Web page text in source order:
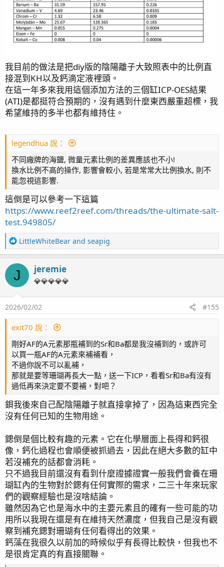
我目前的做法是把diy版的陰陽離子大致照表中的比例直
接混到KH以及鈣滴定液裡頭。
在這一年多來我用這個添加方法的三個缸ICP-OES結果
(ATI)是都挺符合預期的，沒有遇到什麼東西嚴重超標，我
希望維持的多半也都有維持住。
legendhua 說：
不同廠牌的海鹽, 微量元素比例的差異應該也不小!
換水比例不高的操作, 影響會較小, 若是常常大比例換水, 則不
能忽視這影響.
這倒是可以參考一下這篇
https://www.reef2reef.com/threads/the-ultimate-salt-
test.949805/
R
e
c
t
i
o
n
：
LittleWhiteBear and seapig
J jeremie
💎💎💎💎💎
2026/02/02 #155
exit70 說：
剛好AF的A元素那瓶補到的Sr和Ba都是我沒補到的，或許可
以買一瓶AF的A元素來補補看，
不過你說不可以亂補，
那就是要等珊瑚再長大一點，送一下ICP，看看Sr和Ba有沒有
過低再來決定要不要補，對吧？
鋇我後來自己配陰陽離子就直接拿掉了，因為這東西完全
沒有任何已知的生物用途。
鍶倒是個比較有趣的元素。它在化學層面上長得和鈣很
像，鈣化過程也會順便被抓過去，因此在絕大多數的缸中
若沒補充的話都會消耗。
只不過我目前還沒有看到什麼證據證實一般我們會養在珊
瑚缸內的生物對於鍶有任何實際的需求，二三十年來玩家
們的觀察經驗也是沒啥結論。
雖然因為它也是海水中的主要元素且的確有一些可能的功
用所以我現在還是有在維持天然濃度，但我自己是沒有觀
察到補充鍶對珊瑚有任何看得出的效果。
鈣藻在我很久以前加的時候似乎有長得比較快，但我也不
是很肯定真的有直接關聯。